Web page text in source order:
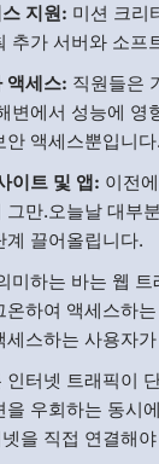
지원: 미션 크리
추가 서버와 소프
액세스: 직원들은
변에서 성능에 영
안 액세스뿐입니다.
이트 및 앱: 이전
그만.오늘날 대부
계 끌어올립니다.
미하는 바는 웹
온하여 액세스하
세스하는 사용자
인터넷 트래픽이
을 우회하는 동시
을 직접 연결해